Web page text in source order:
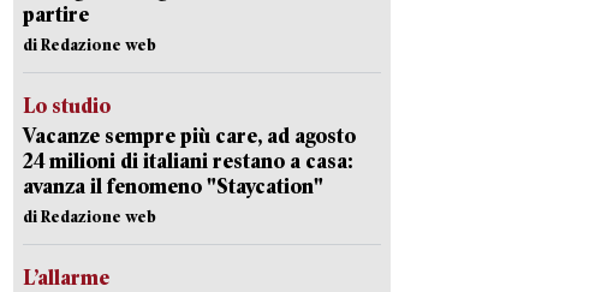
partire
di Redazione web
Lo studio
Vacanze sempre più care, ad agosto
24 milioni di italiani restano a casa:
avanza il fenomeno "Staycation"
di Redazione web
L’allarme